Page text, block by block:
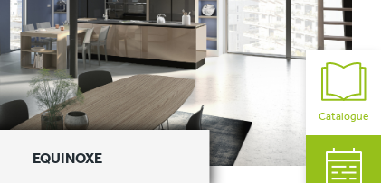
Catalogue
EQUINOXE